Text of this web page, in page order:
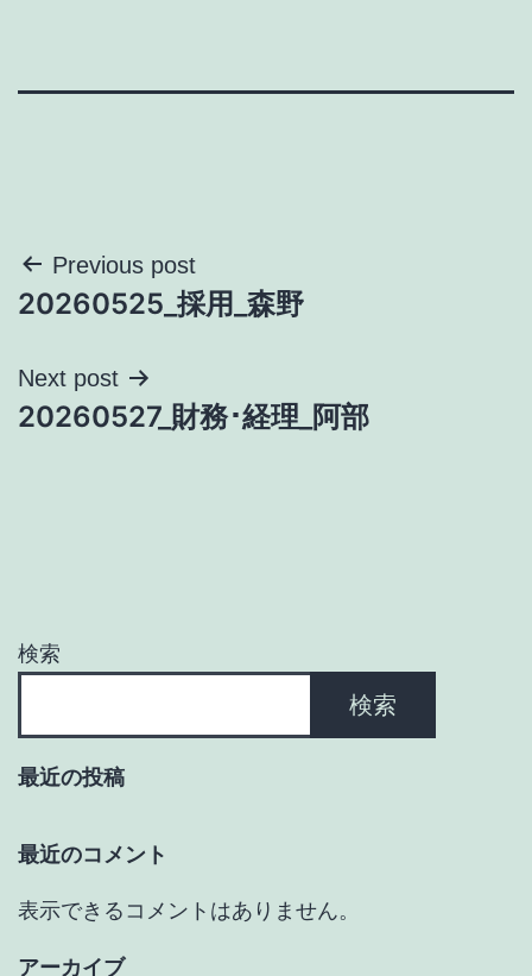
投
稿
ナ
ビ
ョ
Previous post
20260525_採用_森野
Next post
20260527_財務･経理_阿部
検索
検索
最近の投稿
最近のコメント
表示できるコメントはありません。
アーカイブ